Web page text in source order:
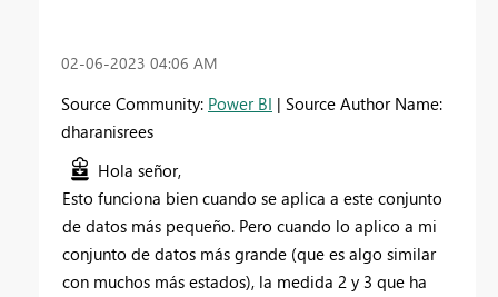
‎02-06-2023 04:06 AM
Source Community: Power BI | Source Author Name:
dharanisrees
Hola señor,
Esto funciona bien cuando se aplica a este conjunto
de datos más pequeño. Pero cuando lo aplico a mi
conjunto de datos más grande (que es algo similar
con muchos más estados), la medida 2 y 3 que ha